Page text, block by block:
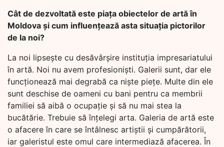
Cât de dezvoltată este piața obiectelor de artă în
Moldova și cum influențează asta situația pictorilor
de la noi?
La noi lipsește cu desăvârșire instituția impresariatului
în artă. Noi nu avem profesioniști. Galerii sunt, dar ele
funcționează mai degrabă ca niște piețe. Multe din ele
sunt deschise de oameni cu bani pentru ca membrii
familiei să aibă o ocupație și să nu mai stea la
bucătărie. Trebuie să înțelegi arta. Galeria de artă este
o afacere în care se întâlnesc artiștii și cumpărătorii,
iar galeristul este omul care intermediază afacerea. În